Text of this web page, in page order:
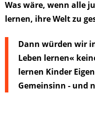
Was wäre, wenn alle
lernen, ihre Welt zu
Dann würden wir
Leben lernen«
lernen Kinder
Gemeinsinn - und